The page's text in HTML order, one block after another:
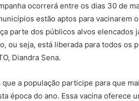
ocorrerá entre os dias 30 de
estão aptos para vacinarem
parte dos públicos alvos elencados
ou seja, está liberada para todos os
Diandra Sena.
que a população participe para que
época do ano. Essa vacina oferece